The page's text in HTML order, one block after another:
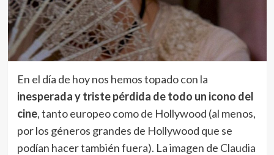
En el día de hoy nos hemos topado con la
inesperada y triste pérdida de todo un icono del
cine, tanto europeo como de Hollywood (al menos,
por los géneros grandes de Hollywood que se
podían hacer también fuera). La imagen de Claudia